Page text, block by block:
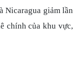
Nicaragua giảm lần
chính của khu vực,